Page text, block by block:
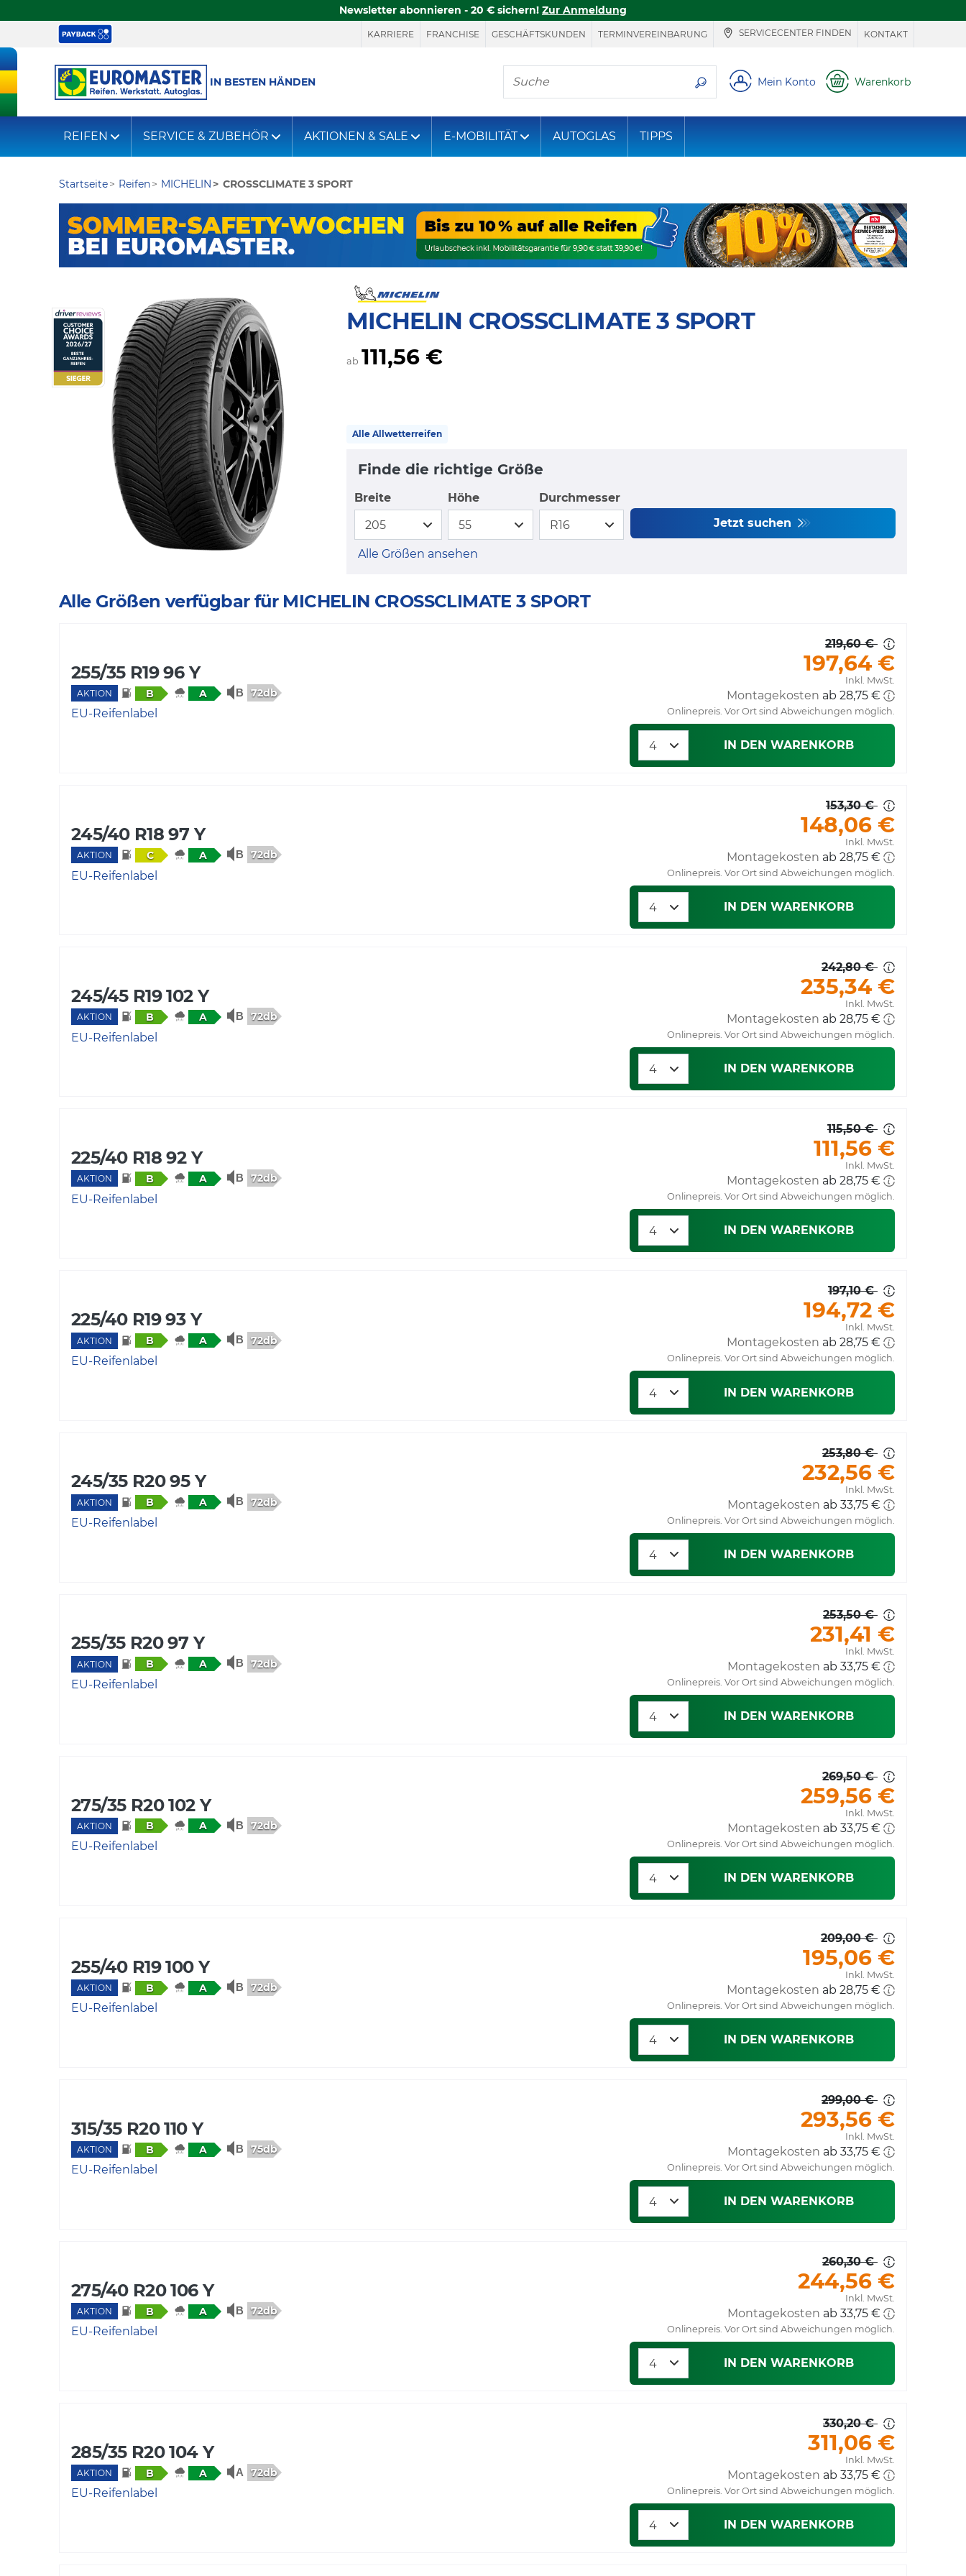
Newsletter abonnieren - 20 € sichern! Zur Anmeldung
KARRIERE FRANCHISE GESCHÄFTSKUNDEN TERMINVEREINBARUNG SERVICECENTER FINDEN KONTAKT
IN BESTEN HÄNDEN
Hier finden Sie, was Sie suchen
Mein Konto Warenkorb
REIFEN SERVICE & ZUBEHÖR AKTIONEN & SALE E-MOBILITÄT AUTOGLAS TIPPS
Startseite Reifen MICHELIN CROSSCLIMATE 3 SPORT
MICHELIN CROSSCLIMATE 3 SPORT
ab 111,56 €
Alle Allwetterreifen
Finde die richtige Größe
Breite Höhe
Durchmesser
Jetzt suchen
Alle Größen ansehen
Alle Größen verfügbar für MICHELIN CROSSCLIMATE 3 SPORT
255/35 R19 96 Y
AKTION B A 72db
EU-Reifenlabel
219,60 €
197,64 €
Inkl. MwSt.
Montagekosten ab 28,75 €
Onlinepreis. Vor Ort sind Abweichungen möglich.
IN DEN WARENKORB
245/40 R18 97 Y
AKTION C A 72db
EU-Reifenlabel
153,30 €
148,06 €
Inkl. MwSt.
Montagekosten ab 28,75 €
Onlinepreis. Vor Ort sind Abweichungen möglich.
IN DEN WARENKORB
245/45 R19 102 Y
AKTION B A 72db
EU-Reifenlabel
242,80 €
235,34 €
Inkl. MwSt.
Montagekosten ab 28,75 €
Onlinepreis. Vor Ort sind Abweichungen möglich.
IN DEN WARENKORB
225/40 R18 92 Y
AKTION B A 72db
EU-Reifenlabel
115,50 €
111,56 €
Inkl. MwSt.
Montagekosten ab 28,75 €
Onlinepreis. Vor Ort sind Abweichungen möglich.
IN DEN WARENKORB
225/40 R19 93 Y
AKTION B A 72db
EU-Reifenlabel
197,10 €
194,72 €
Inkl. MwSt.
Montagekosten ab 28,75 €
Onlinepreis. Vor Ort sind Abweichungen möglich.
IN DEN WARENKORB
245/35 R20 95 Y
AKTION B A 72db
EU-Reifenlabel
253,80 €
232,56 €
Inkl. MwSt.
Montagekosten ab 33,75 €
Onlinepreis. Vor Ort sind Abweichungen möglich.
IN DEN WARENKORB
255/35 R20 97 Y
AKTION B A 72db
EU-Reifenlabel
253,50 €
231,41 €
Inkl. MwSt.
Montagekosten ab 33,75 €
Onlinepreis. Vor Ort sind Abweichungen möglich.
IN DEN WARENKORB
275/35 R20 102 Y
AKTION B A 72db
EU-Reifenlabel
269,50 €
259,56 €
Inkl. MwSt.
Montagekosten ab 33,75 €
Onlinepreis. Vor Ort sind Abweichungen möglich.
IN DEN WARENKORB
255/40 R19 100 Y
AKTION B A 72db
EU-Reifenlabel
209,00 €
195,06 €
Inkl. MwSt.
Montagekosten ab 28,75 €
Onlinepreis. Vor Ort sind Abweichungen möglich.
IN DEN WARENKORB
315/35 R20 110 Y
AKTION B A 75db
EU-Reifenlabel
299,00 €
293,56 €
Inkl. MwSt.
Montagekosten ab 33,75 €
Onlinepreis. Vor Ort sind Abweichungen möglich.
IN DEN WARENKORB
275/40 R20 106 Y
AKTION B A 72db
EU-Reifenlabel
260,30 €
244,56 €
Inkl. MwSt.
Montagekosten ab 33,75 €
Onlinepreis. Vor Ort sind Abweichungen möglich.
IN DEN WARENKORB
285/35 R20 104 Y
AKTION B A 72db
EU-Reifenlabel
330,20 €
311,06 €
Inkl. MwSt.
Montagekosten ab 33,75 €
Onlinepreis. Vor Ort sind Abweichungen möglich.
IN DEN WARENKORB